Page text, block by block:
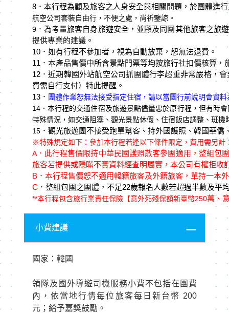
8．本行程為顧及旅客之人身安全與相關問題，於團體進
航空公司套裝自由行，不便之處，尚祈鑒諒。
9．為考量旅客自身旅遊安全，並顧及同團其他旅客之旅
提供專業的建議。
10．如有⾏程不參加者，視為⾃動放棄，恕無法退費。
11．本產品售價中所含景點門票等均按旅行社扣價核算
12．近期韓國外站航空公司抓團體行李超重非常嚴格，
費需自行支付）特此提醒。
13． 團體作業恕無法接受指定住宿，請以當團行前說明會資
14．本行程的交通住宿及旅遊景點儘量忠於原行程，但有時
特殊情況，如交通阻塞、觀光景點休假、住宿飯店調整、班
15．觀光旅遊團不接受跑單幫客、持外國護照、韓國華僑
※特殊規定如下：參加本行程若逢以下條件限定，費用需另計
A．此行程售價限持中華民國護照散客參團適用，整組包
旅客若提供或隱瞞不實資料經查明屬實，本公司有權拒
B．本行程售價恕不適用韓籍旅客及外籍旅客，單持一本
C ．整組包團之團體，不足22歲報名人數若超過半數及平
**本行程包含旅行業責任保險【意外死殘保額新臺幣250萬、
小費建議
國家：韓國
領隊及國外導遊司機服務小費不包括在團費
內，依當地行情每位旅客每日新台幣 200
元；給予嘉獎鼓勵。